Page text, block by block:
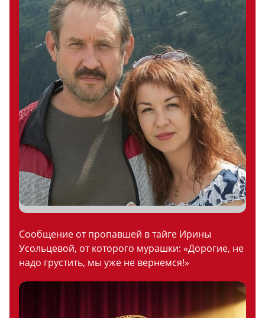
Сообщение от пропавшей в тайге Ирины
Усольцевой, от которого мурашки: «Дорогие, не
надо грустить, мы уже не вернемся!»